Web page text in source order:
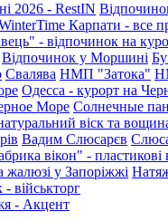
2026 - RestIN
Карпати - все
- відпочинок на
Відпочинок у Моршині
Свалява НМП "Затока"
Одесса - курорт на
Море Солнечные
віск та
Вадим Слюсарєв
вікон" - пластикові
у Запоріжжі
військторг